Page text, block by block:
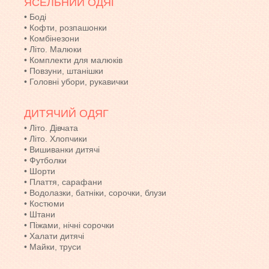
ЯСЕЛЬНИЙ ОДЯГ
• Боді
• Кофти, розпашонки
• Комбінезони
• Літо. Малюки
• Комплекти для малюків
• Повзуни, штанішки
• Головні убори, рукавички
ДИТЯЧИЙ ОДЯГ
• Літо. Дівчата
• Літо. Хлопчики
• Вишиванки дитячі
• Футболки
• Шорти
• Плаття, сарафани
• Водолазки, батніки, сорочки, блузи
• Костюми
• Штани
• Піжами, нічні сорочки
• Халати дитячі
• Майки, труси